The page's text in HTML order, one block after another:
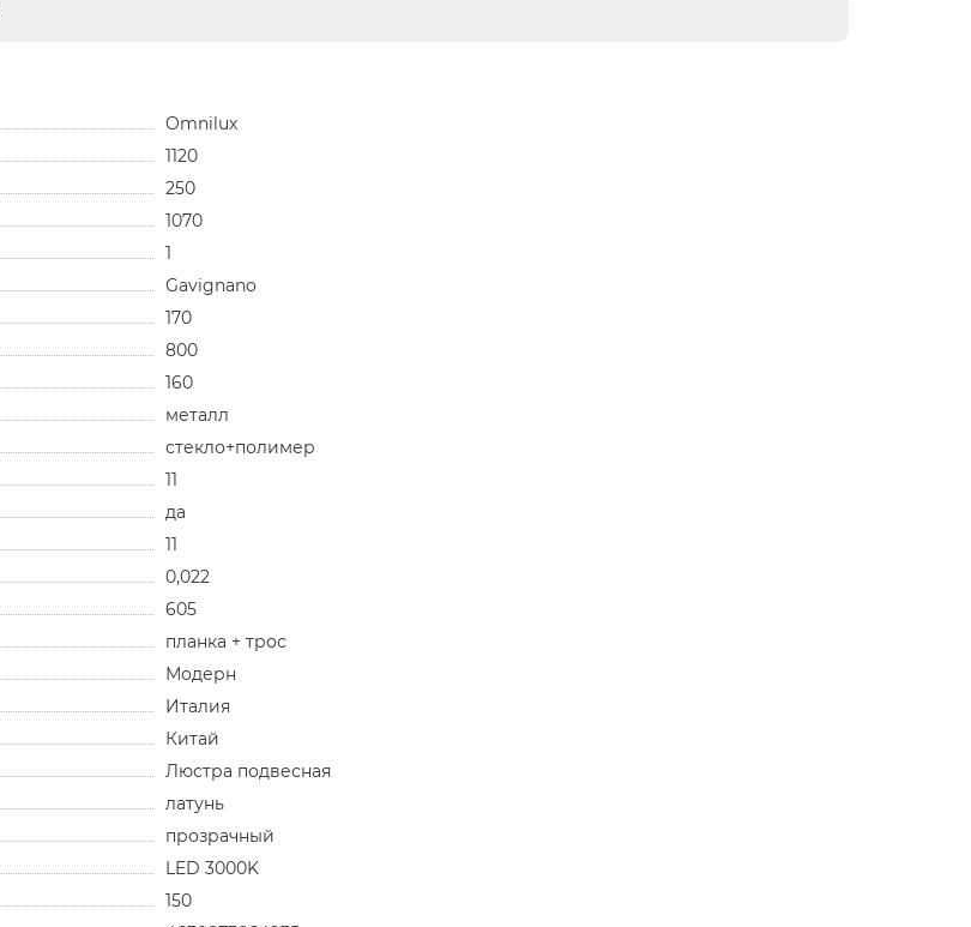
Omnilux
1120
250
1070
1
Gavignano
170
800
160
металл
стекло+полимер
11
да
11
0,022
605
планка + трос
Модерн
Италия
Китай
Люстра подвесная
латунь
прозрачный
LED 3000K
150